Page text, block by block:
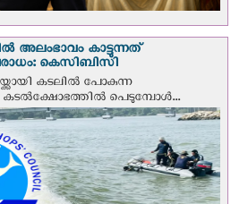
അലംഭാവം കാട്ടുന്നത്
കെസിബിസി
കടലില്‍ പോകുന്ന
കടല്‍ക്ഷോഭത്തില്‍ പെടുമ്പോള്‍...